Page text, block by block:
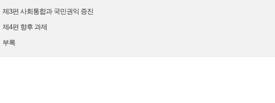
제3편 사회통합과 국민권익 증진
제4편 향후 과제
부록